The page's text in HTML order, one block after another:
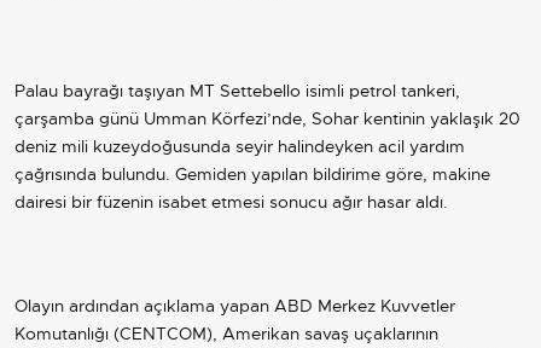
Palau bayrağı taşıyan MT Settebello isimli petrol tankeri,
çarşamba günü Umman Körfezi’nde, Sohar kentinin yaklaşık 20
deniz mili kuzeydoğusunda seyir halindeyken acil yardım
çağrısında bulundu. Gemiden yapılan bildirime göre, makine
dairesi bir füzenin isabet etmesi sonucu ağır hasar aldı.
Olayın ardından açıklama yapan ABD Merkez Kuvvetler
Komutanlığı (CENTCOM), Amerikan savaş uçaklarının